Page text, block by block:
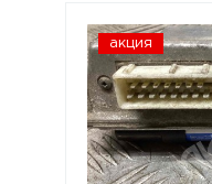
акция